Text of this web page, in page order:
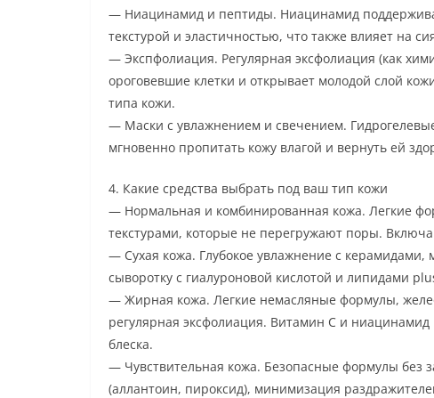
— Ниацинамид и пептиды. Ниацинамид
текстурой и эластичностью, что также влияет на
— Экспфолиация. Регулярная эксфолиация (как
ороговевшие клетки и открывает молодой слой
типа кожи.
— Маски с увлажнением и свечением.
мгновенно пропитать кожу влагой и вернуть ей
4. Какие средства выбрать под ваш тип кожи
— Нормальная и комбинированная кожа. Легкие
текстурами, которые не перегружают поры.
— Сухая кожа. Глубокое увлажнение с
сыворотку с гиалуроновой кислотой и липидами
— Жирная кожа. Легкие немасляные формулы,
регулярная эксфолиация. Витамин С и
блеска.
— Чувствительная кожа. Безопасные формулы без
(аллантоин, пироксид), минимизация